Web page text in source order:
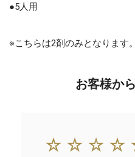
●5人用
※こちらは2剤のみとなります
お客様か